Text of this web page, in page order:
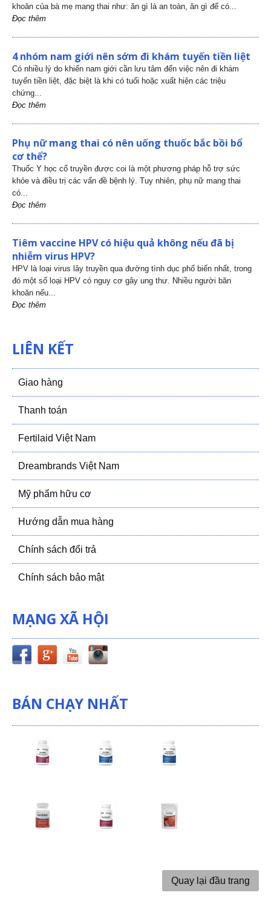
khoăn của bà mẹ mang thai như: ăn gì là an toàn, ăn gì để có...
Đọc thêm
4 nhóm nam giới nên sớm đi khám tuyến tiền liệt
Có nhiều lý do khiến nam giới cần lưu tâm đến việc nên đi khám
tuyến tiền liệt, đặc biệt là khi có tuổi hoặc xuất hiện các triệu
chứng...
Đọc thêm
Phụ nữ mang thai có nên uống thuốc bắc bồi bổ
cơ thể?
Thuốc Y học cổ truyền được coi là một phương pháp hỗ trợ sức
khỏe và điều trị các vấn đề bệnh lý. Tuy nhiên, phụ nữ mang thai
có...
Đọc thêm
Tiêm vaccine HPV có hiệu quả không nếu đã bị
nhiễm virus HPV?
HPV là loại virus lây truyền qua đường tình dục phổ biến nhất, trong
đó một số loại HPV có nguy cơ gây ung thư. Nhiều người băn
khoăn nếu...
Đọc thêm
LIÊN KẾT
Giao hàng
Thanh toán
Fertilaid Việt Nam
Dreambrands Việt Nam
Mỹ phẩm hữu cơ
Hướng dẫn mua hàng
Chính sách đổi trả
Chính sách bảo mật
MẠNG XÃ HỘI
BÁN CHẠY NHẤT
Quay lại đầu trang